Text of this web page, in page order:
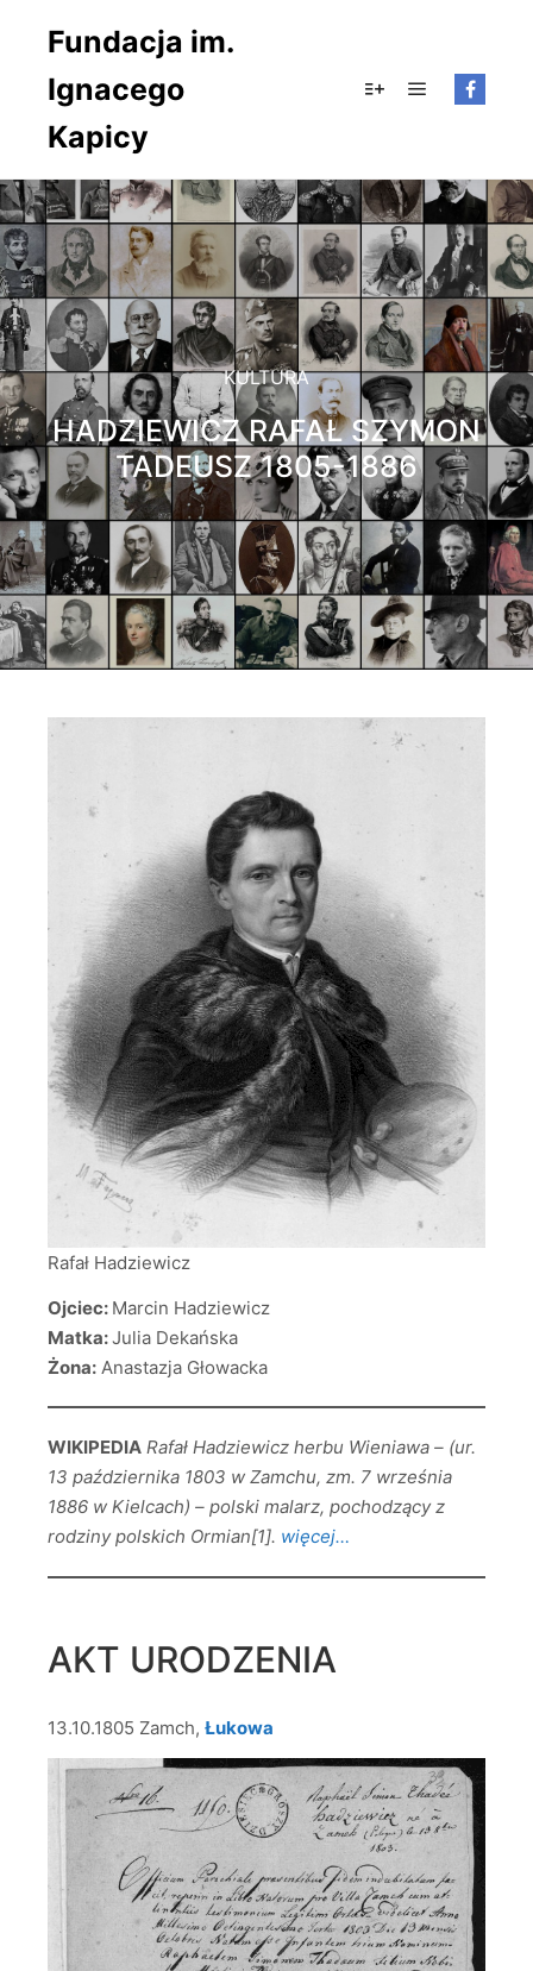
Fundacja im.
Ignacego
Kapicy
KULTURA
HADZIEWICZ RAFAŁ SZYMON
TADEUSZ 1805-1886
Rafał Hadziewicz
Ojciec: Marcin Hadziewicz
Matka:Julia Dekańska
Żona: Anastazja Głowacka
WIKIPEDIA Rafał Hadziewicz herbu Wieniawa – (ur.
13 października 1803 w Zamchu, zm. 7 września
1886 w Kielcach) – polski malarz, pochodzący z
rodziny polskich Ormian[1]. więcej…
AKT URODZENIA
13.10.1805 Zamch, Łukowa